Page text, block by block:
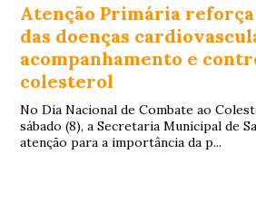
Atenção Primária
das doenças
acompanhamento e
colesterol
No Dia Nacional de Combate ao
sábado (8), a Secretaria Municipal de
atenção para a importância da p...